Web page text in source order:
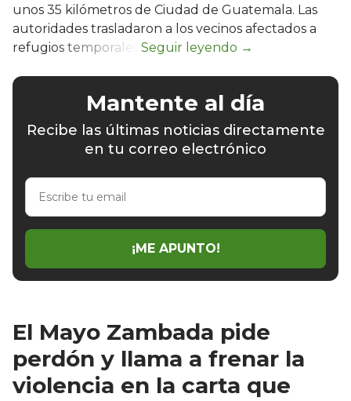
unos 35 kilómetros de Ciudad de Guatemala. Las
autoridades trasladaron a los vecinos afectados a
refugios temporales.
Mantente al día
Recibe las últimas noticias directamente
en tu correo electrónico
Escribe
email
¡ME APUNTO!
El Mayo Zambada pide
perdón y llama a frenar la
violencia en la carta que